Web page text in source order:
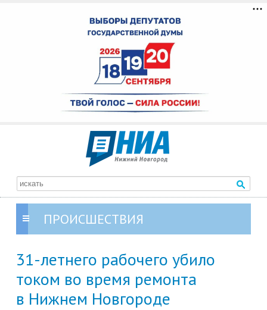
ПРОИСШЕСТВИЯ
31-летнего рабочего убило
током во время ремонта
в Нижнем Новгороде